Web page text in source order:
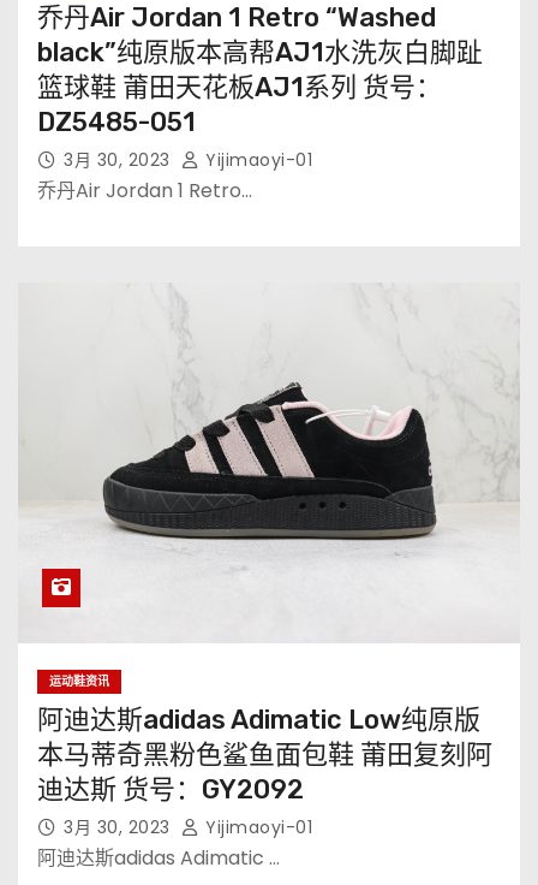
乔丹Air Jordan 1 Retro “Washed
black”纯原版本高帮AJ1水洗灰白脚趾
篮球鞋 莆田天花板AJ1系列 货号：
DZ5485-051
3月 30, 2023 Yijimaoyi-01
乔丹Air Jordan 1 Retro…
运动鞋资讯
阿迪达斯adidas Adimatic Low纯原版
本马蒂奇黑粉色鲨鱼面包鞋 莆田复刻阿
迪达斯 货号：GY2092
3月 30, 2023 Yijimaoyi-01
阿迪达斯adidas Adimatic …